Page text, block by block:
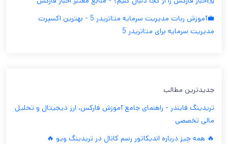
💼آموزش ربات مدیریت سرمایه متاتریدر 5 - بهترین اکسپرت
مدیریت سرمایه برای متاتریدر 5
جدیدترین مطالب
تریدینگ فایندر - راهنمای جامع آموزش فارکس، ارز دیجیتال و تحلیل
مالی تخصصی
🔥 همه چیز درباره اندیکاتور رسم کانال در تریدینگ ویو 🔥